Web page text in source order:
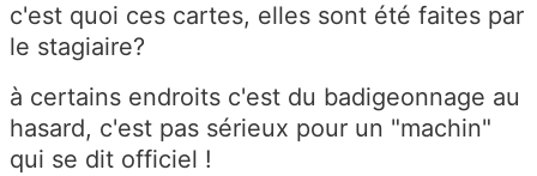
c'est quoi ces cartes, elles sont été faites par
le stagiaire?
à certains endroits c'est du badigeonnage au
hasard, c'est pas sérieux pour un "machin"
qui se dit officiel !